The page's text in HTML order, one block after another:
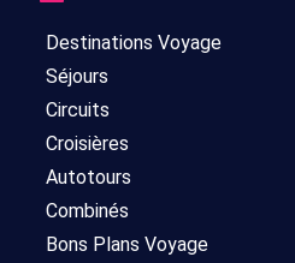
Destinations Voyage
Séjours
Circuits
Croisières
Autotours
Combinés
Bons Plans Voyage